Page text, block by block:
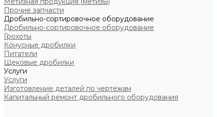
Прочие запчасти
Дробильно-сортировочное оборудование
Дробильно-сортировочное оборудование
Грохоты
Конусные дробилки
Питатели
Щековые дробилки
Услуги
Услуги
Изготовление деталей по чертежам
Капитальный ремонт дробильного оборудования